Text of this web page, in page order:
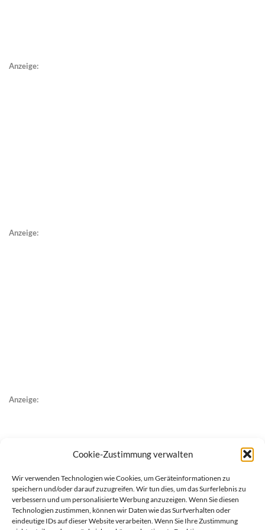
Cookie-Zustimmung verwalten
Wir verwenden Technologien wie Cookies, um Geräteinformationen zu
speichern und/oder darauf zuzugreifen. Wir tun dies, um das Surferlebnis zu
verbessern und um personalisierte Werbung anzuzeigen. Wenn Sie diesen
Technologien zustimmen, können wir Daten wie das Surfverhalten oder
eindeutige IDs auf dieser Website verarbeiten. Wenn Sie Ihre Zustimmung
Anzeige:
Anzeige:
Anzeige: